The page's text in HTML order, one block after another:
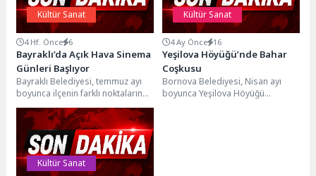
Kültür Sanat
4 Hf. Önce 6
Bayraklı’da Açık Hava Sinema
Günleri Başlıyor
Bayraklı Belediyesi, temmuz ayı
boyunca ilçenin farklı noktalarında
düzenleyeceği ücretsiz açık hava
sineması etkinlikleriyle
vatandaşları...
Kültür Sanat
4 Ay Önce 16
Yeşilova Höyüğü’nde Bahar
Coşkusu
Bornova Belediyesi, Nisan ayı
boyunca Yeşilova Höyüğü
Kültür Sanat